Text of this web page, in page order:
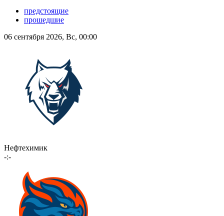
предстоящие
прошедшие
06 сентября 2026, Вс, 00:00
Нефтехимик
-:-